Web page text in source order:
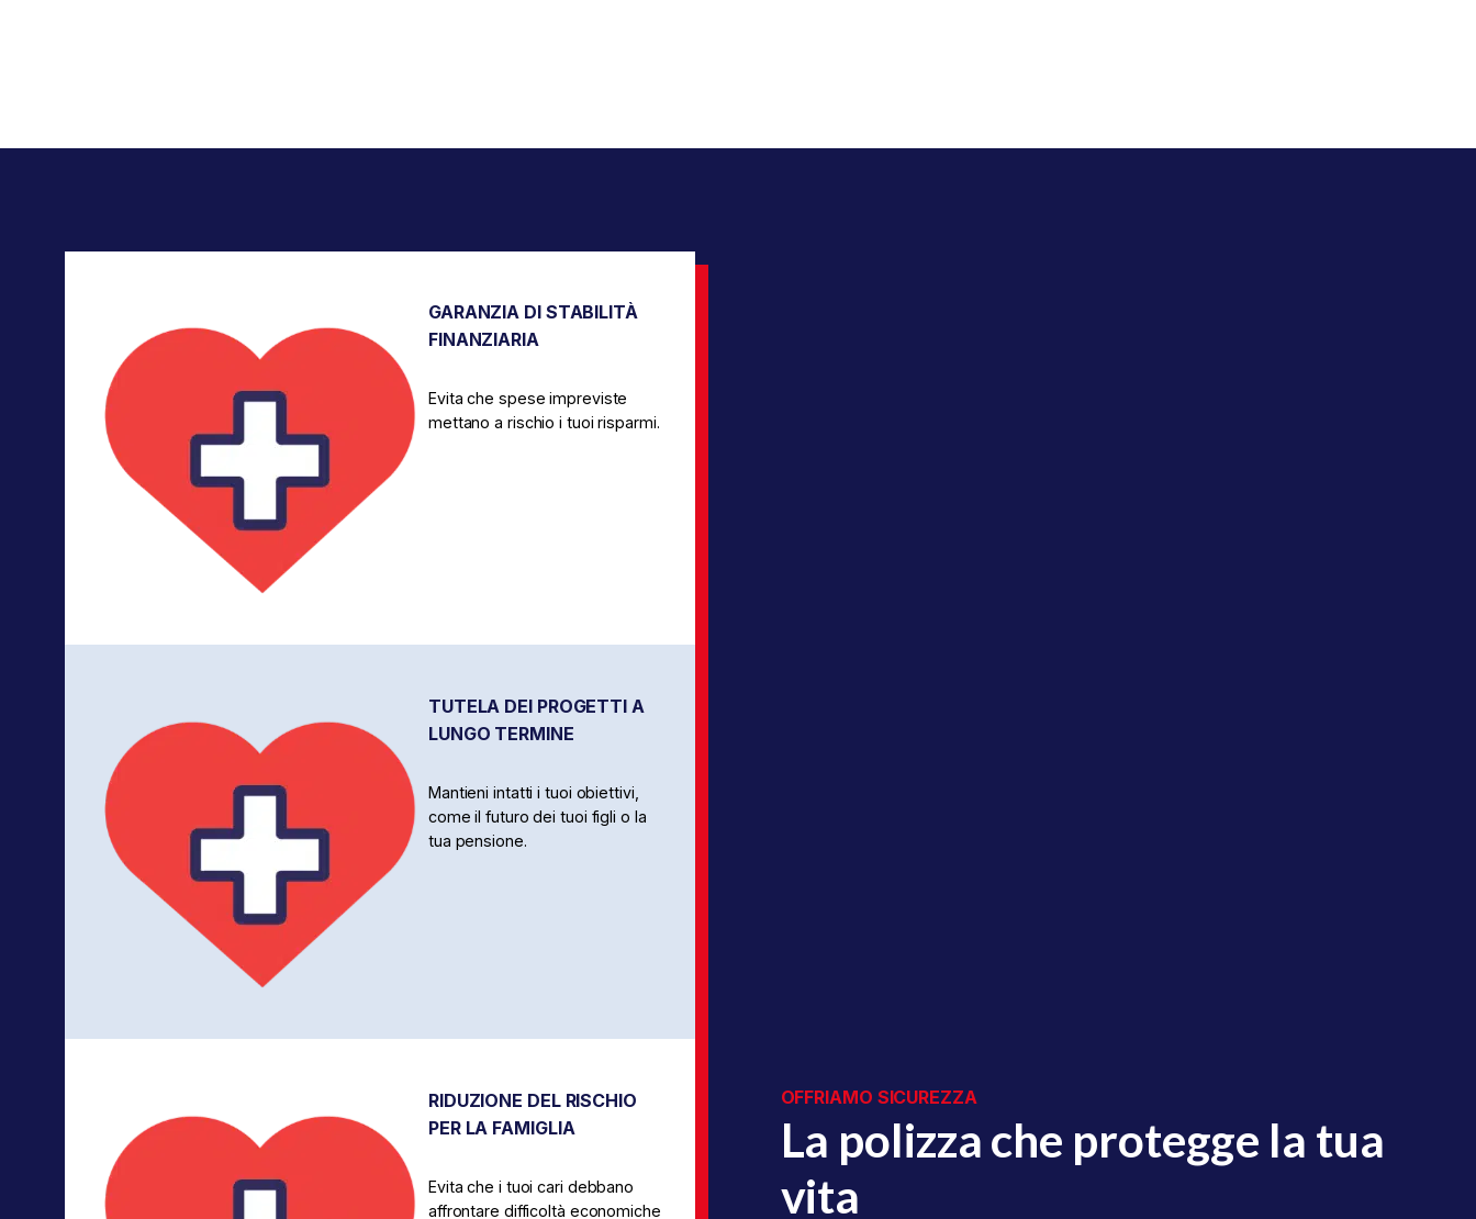
GARANZIA DI STABILITÀ
FINANZIARIA
Evita che spese impreviste
mettano a rischio i tuoi risparmi.
TUTELA DEI PROGETTI A
LUNGO TERMINE
Mantieni intatti i tuoi obiettivi,
come il futuro dei tuoi figli o la
tua pensione.
RIDUZIONE DEL RISCHIO
PER LA FAMIGLIA
Evita che i tuoi cari debbano
affrontare difficoltà economiche
OFFRIAMO SICUREZZA
La polizza che protegge la tua
vita